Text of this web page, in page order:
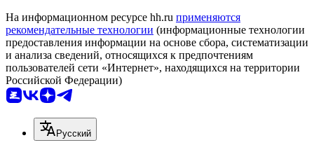
На информационном ресурсе hh.ru применяются
рекомендательные технологии (информационные технологии
предоставления информации на основе сбора, систематизации
и анализа сведений, относящихся к предпочтениям
пользователей сети «Интернет», находящихся на территории
Российской Федерации)
Русский